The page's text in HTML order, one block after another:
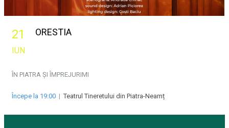
21
IUN
ORESTIA
ÎN PIATRA ȘI ÎMPREJURIMI
Începe la 19:00 |Teatrul Tineretului din Piatra-Neamț